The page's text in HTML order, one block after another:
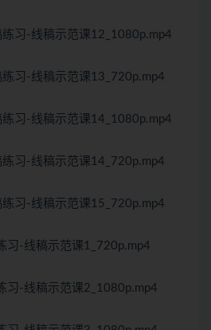
习-线稿示范课12_1080p.mp4
习-线稿示范课13_720p.mp4
习-线稿示范课14_1080p.mp4
习-线稿示范课14_720p.mp4
习-线稿示范课15_720p.mp4
习-线稿示范课1_720p.mp4
习-线稿示范课2_1080p.mp4